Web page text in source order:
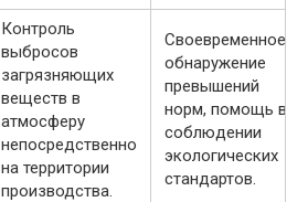
Контроль
выбросов
загрязняющих
веществ в
атмосферу
непосредственно
на территории
производства.
Своевременное
обнаружение
превышений
норм, помощь в
соблюдении
экологических
стандартов.